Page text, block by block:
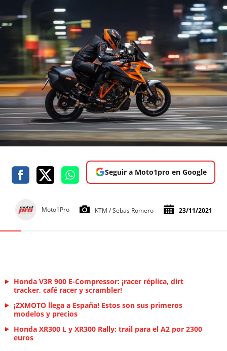
Seguir a Moto1pro en Google
Moto1Pro KTM / Sebas Romero 23/11/2021
Honda V3R 900 E-Compressor: ¡racer réplica, dirt
tracker, café racer y scrambler!
¡ZXMOTO llega a España! Estos son sus primeros
modelos y precios
Honda XR300 L y XR300 Rally: trail para el A2 por 2300
euros